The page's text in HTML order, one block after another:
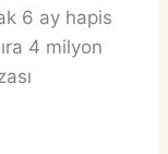
6 ay hapis
4 milyon